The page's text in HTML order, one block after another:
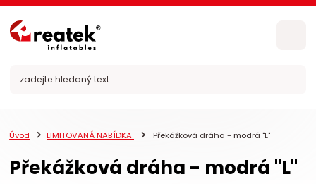
Úvod LIMITOVANÁ NABÍDKA Překážková dráha - modrá "L"
Překážková dráha - modrá "L"